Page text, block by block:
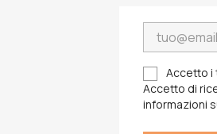
Accetto i
Accetto di
informazioni